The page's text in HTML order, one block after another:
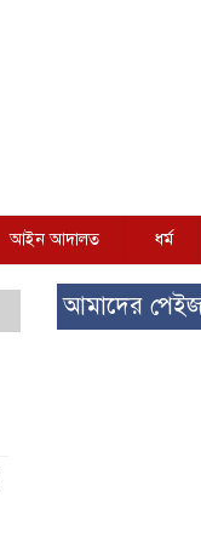
আইন আদালত ধর্ম
আমাদের